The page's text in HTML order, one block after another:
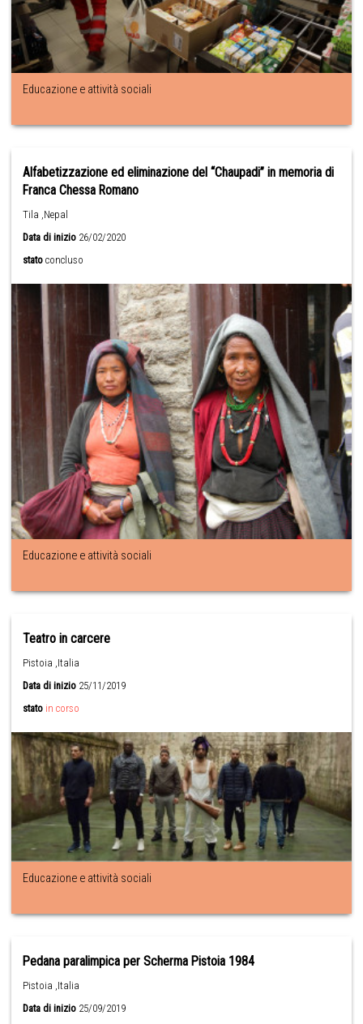
Educazione e attività sociali
Alfabetizzazione ed eliminazione del “Chaupadi” in memoria di
Franca Chessa Romano
Tila ,Nepal
Data di inizio 26/02/2020
stato concluso
Educazione e attività sociali
Teatro in carcere
Pistoia ,Italia
Data di inizio 25/11/2019
stato in corso
Educazione e attività sociali
Pedana paralimpica per Scherma Pistoia 1984
Pistoia ,Italia
Data di inizio 25/09/2019